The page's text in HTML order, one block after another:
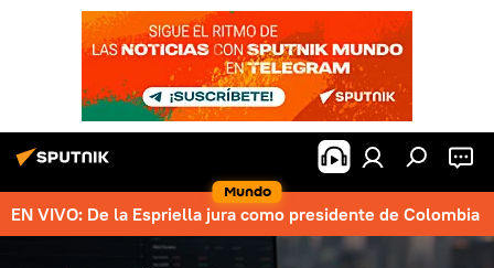
Mundo
EN VIVO: De la Espriella jura como presidente de Colombia